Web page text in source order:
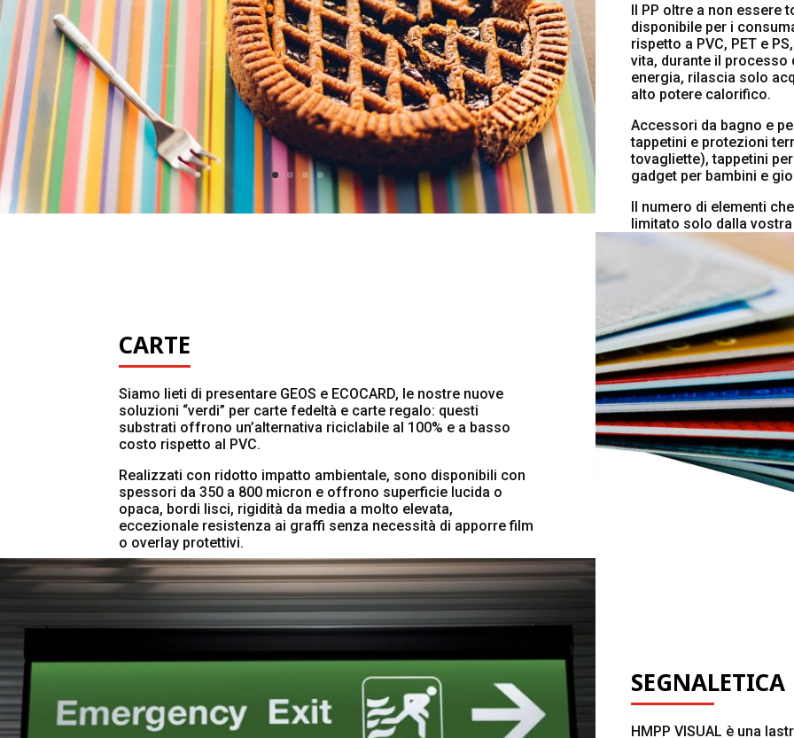
Il PP oltre a non essere
disponibile per i
rispetto a PVC, PET e
vita, durante il
energia, rilascia solo
alto potere calorifico.
Accessori da bagno e
tappetini e protezioni
tovagliette), tappetini
gadget per bambini e
Il numero di elementi
limitato solo dalla
CARTE
Siamo lieti di presentare GEOS e ECOCARD, le nostre nuove
soluzioni “verdi” per carte fedeltà e carte regalo: questi
substrati offrono un’alternativa riciclabile al 100% e a basso
costo rispetto al PVC.
Realizzati con ridotto impatto ambientale, sono disponibili con
spessori da 350 a 800 micron e offrono superficie lucida o
opaca, bordi lisci, rigidità da media a molto elevata,
eccezionale resistenza ai graffi senza necessità di apporre film
o overlay protettivi.
SEGNALETICA
HMPP VISUAL è una